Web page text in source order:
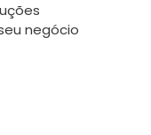
negócio